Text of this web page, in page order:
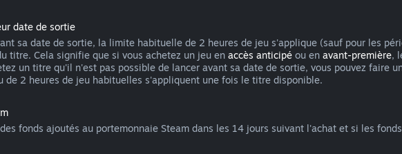
date de sortie
sa date de sortie, la limite habituelle de 2 heures de jeu s'applique (sauf pour les
titre. Cela signifie que si vous achetez un jeu en accès anticipé ou en avant-première,
un titre qu'il n'est pas possible de lancer avant sa date de sortie, vous pouvez faire
2 heures de jeu habituelles s'appliquent une fois le titre disponible.
fonds ajoutés au portemonnaie Steam dans les 14 jours suivant l'achat et si les